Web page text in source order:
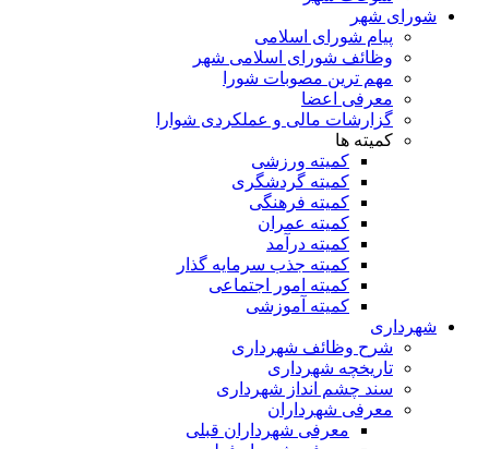
شورای شهر
پیام شورای اسلامی
وظائف شورای اسلامی شهر
مهم ترین مصوبات شورا
معرفی اعضا
گزارشات مالی و عملکردی شوارا
کمیته ها
کمیته ورزشی
کمیته گردشگری
کمیته فرهنگی
کمیته عمران
کمیته درآمد
کمیته جذب سرمایه گذار
کمیته امور اجتماعی
کمیته آموزشی
شهرداری
شرح وظائف شهرداری
تاریخچه شهرداری
سند چشم انداز شهرداری
معرفی شهرداران
معرفی شهرداران قبلی